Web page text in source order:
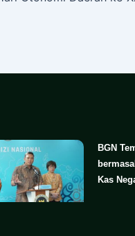
BGN
Kas